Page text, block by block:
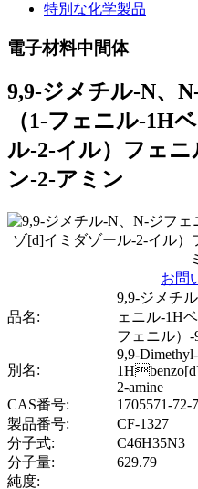
特別な化学製品
電子材料中間体
9,9-ジメチル-N、
（1-フェニル-1H
ル-2-イル）フェ
ン-2-アミン
お問
品名:
9,9-ジメチ
ェニル-1H
フェニル）
別名:
9,9-
2-amine
CAS番号:
1705571-72-7
製品番号:
CF-1327
分子式:
C46H35N3
分子量:
629.79
純度: